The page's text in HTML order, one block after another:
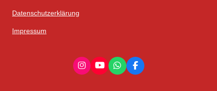
Datenschutzerklärung
Impressum
I
n
Y
o
W
h
F
a